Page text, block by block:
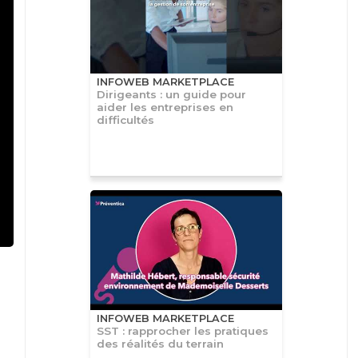
INFOWEB MARKETPLACE
Dirigeants : un guide pour
aider les entreprises en
difficultés
INFOWEB MARKETPLACE
SST : rapprocher les pratiques
des réalités du terrain